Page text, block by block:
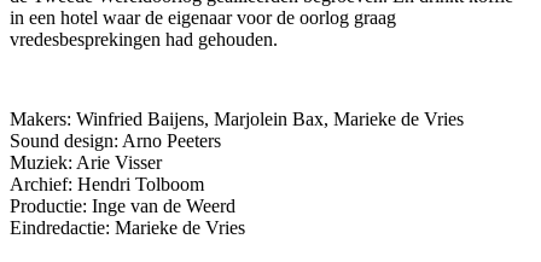
in een hotel waar de eigenaar voor de oorlog graag
vredesbesprekingen had gehouden.
Makers: Winfried Baijens, Marjolein Bax, Marieke de Vries
Sound design: Arno Peeters
Muziek: Arie Visser
Archief: Hendri Tolboom
Productie: Inge van de Weerd
Eindredactie: Marieke de Vries